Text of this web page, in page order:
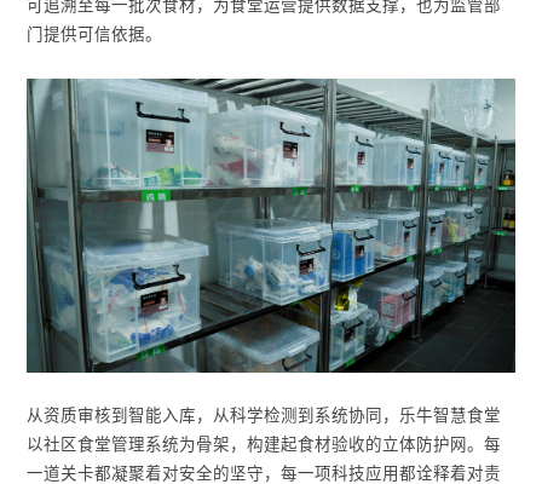
可追溯至每一批次食材，为食堂运营提供数据支撑，也为监管部
门提供可信依据。
从资质审核到智能入库，从科学检测到系统协同，乐牛智慧食堂
以社区食堂管理系统为骨架，构建起食材验收的立体防护网。每
一道关卡都凝聚着对安全的坚守，每一项科技应用都诠释着对责